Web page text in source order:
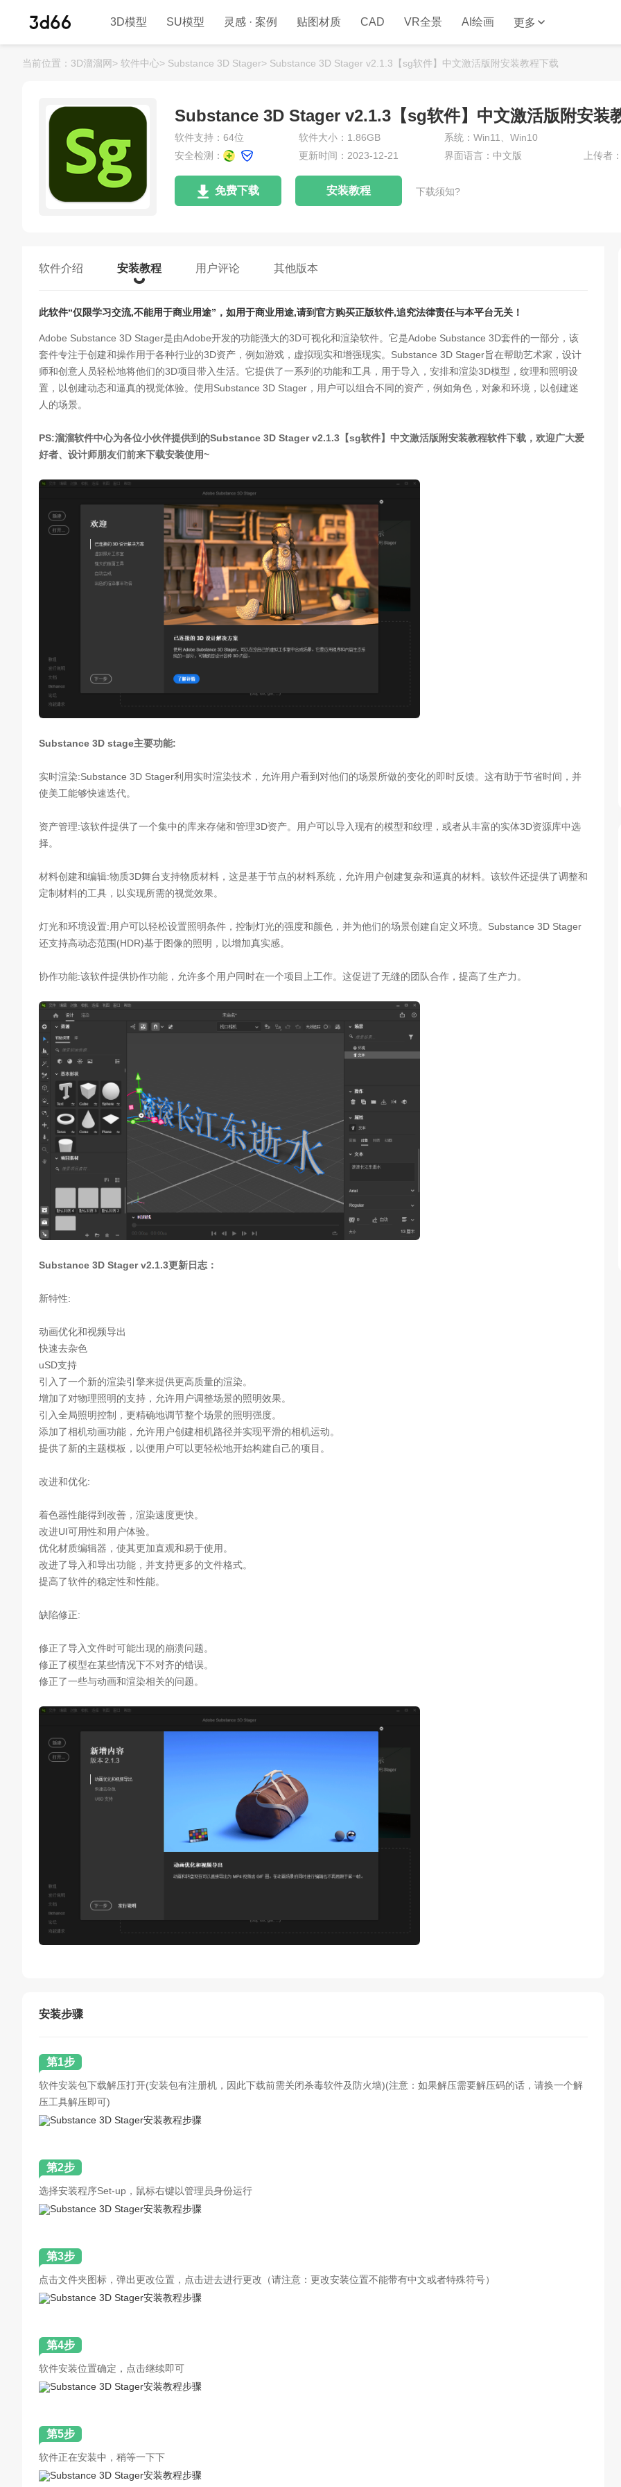
3D模型 SU模型 灵感 · 案例 贴图材质 CAD VR全景 AI绘画 更多
当前位置： 3D溜溜网> 软件中心> Substance 3D Stager> Substance 3D Stager v2.1.3【sg软件】中文激活版附安装教程下载
Substance 3D Stager v2.1.3【sg软件】中文激活版附安装
软件支持：64位 软件大小：1.86GB
系统：Win11、Win10
安全检测：
更新时间：2023-12-21 界面语言：中文版 上传者
免费下载 安装教程 下载须知?
软件介绍 安装教程 用户评论 其他版本
此软件“仅限学习交流,不能用于商业用途”，如用于商业用途,请到官方购买正版软件,追究法律责任与本平台无关！
Adobe Substance 3D Stager是由Adobe开发的功能强大的3D可视化和渲染软件。它是Adobe Substance 3D套件的一部分，该
套件专注于创建和操作用于各种行业的3D资产，例如游戏，虚拟现实和增强现实。Substance 3D Stager旨在帮助艺术家，设计
师和创意人员轻松地将他们的3D项目带入生活。它提供了一系列的功能和工具，用于导入，安排和渲染3D模型，纹理和照明设
置，以创建动态和逼真的视觉体验。使用Substance 3D Stager，用户可以组合不同的资产，例如角色，对象和环境，以创建迷
人的场景。
PS:溜溜软件中心为各位小伙伴提供到的Substance 3D Stager v2.1.3【sg软件】中文激活版附安装教程软件下载，欢迎广大爱
好者、设计师朋友们前来下载安装使用~
Substance 3D stage主要功能:
实时渲染:Substance 3D Stager利用实时渲染技术，允许用户看到对他们的场景所做的变化的即时反馈。这有助于节省时间，并
使美工能够快速迭代。
资产管理:该软件提供了一个集中的库来存储和管理3D资产。用户可以导入现有的模型和纹理，或者从丰富的实体3D资源库中选
择。
材料创建和编辑:物质3D舞台支持物质材料，这是基于节点的材料系统，允许用户创建复杂和逼真的材料。该软件还提供了调整和
定制材料的工具，以实现所需的视觉效果。
灯光和环境设置:用户可以轻松设置照明条件，控制灯光的强度和颜色，并为他们的场景创建自定义环境。Substance 3D Stager
还支持高动态范围(HDR)基于图像的照明，以增加真实感。
协作功能:该软件提供协作功能，允许多个用户同时在一个项目上工作。这促进了无缝的团队合作，提高了生产力。
Substance 3D Stager v2.1.3更新日志：
新特性:
动画优化和视频导出
快速去杂色
uSD支持
引入了一个新的渲染引擎来提供更高质量的渲染。
增加了对物理照明的支持，允许用户调整场景的照明效果。
引入全局照明控制，更精确地调节整个场景的照明强度。
添加了相机动画功能，允许用户创建相机路径并实现平滑的相机运动。
提供了新的主题模板，以便用户可以更轻松地开始构建自己的项目。
改进和优化:
着色器性能得到改善，渲染速度更快。
改进UI可用性和用户体验。
优化材质编辑器，使其更加直观和易于使用。
改进了导入和导出功能，并支持更多的文件格式。
提高了软件的稳定性和性能。
缺陷修正:
修正了导入文件时可能出现的崩溃问题。
修正了模型在某些情况下不对齐的错误。
修正了一些与动画和渲染相关的问题。
安装步骤
第1步
软件安装包下载解压打开(安装包有注册机，因此下载前需关闭杀毒软件及防火墙)(注意：如果解压需要解压码的话，请换一个解
压工具解压即可)
第2步
选择安装程序Set-up，鼠标右键以管理员身份运行
第3步
点击文件夹图标，弹出更改位置，点击进去进行更改（请注意：更改安装位置不能带有中文或者特殊符号）
第4步
软件安装位置确定，点击继续即可
第5步
软件正在安装中，稍等一下下